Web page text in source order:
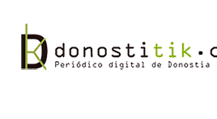
contenido